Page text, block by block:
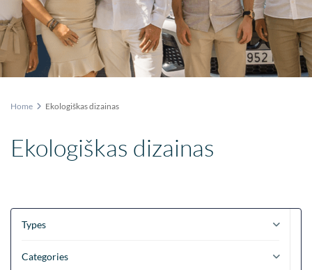
Home Ekologiškas dizainas
Ekologiškas dizainas
Types
Categories